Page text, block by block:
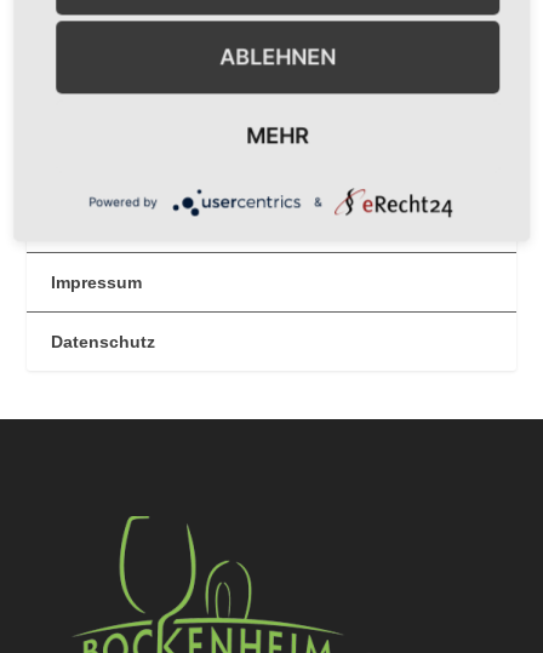
Wir freuen uns auf Ihren Besuch!
Kontaktieren Sie uns
Impressum
Datenschutz
ABLEHNEN
MEHR
Powered by &